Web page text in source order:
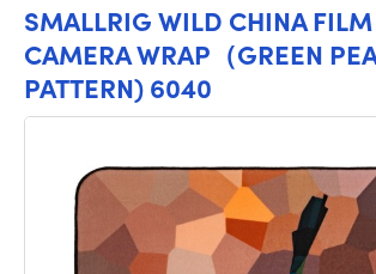
SMALLRIG WILD CHINA FILM
CAMERA WRAP（GREEN
PATTERN) 6040